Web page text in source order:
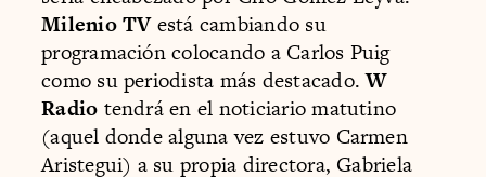
Milenio TVestá cambiando su
programación colocando a Carlos Puig
como su periodista más destacado.W
Radio tendrá en el noticiario matutino
(aquel donde alguna vez estuvo Carmen
Aristegui) a su propia directora, Gabriela